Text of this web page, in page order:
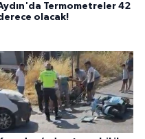
Termometreler 42
olacak!